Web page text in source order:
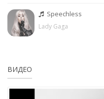
Speechless
Lady Gaga
ВИДЕО